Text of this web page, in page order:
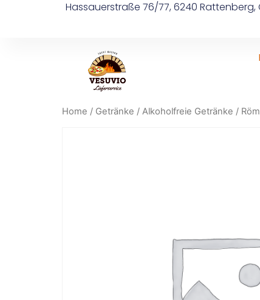
Hassauerstraße 76/77, 6240 Rattenberg,
Home / Getränke / Alkoholfreie Getränke /